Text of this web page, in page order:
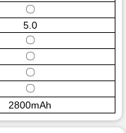
〇
5.0
〇
〇
〇
〇
2800mAh